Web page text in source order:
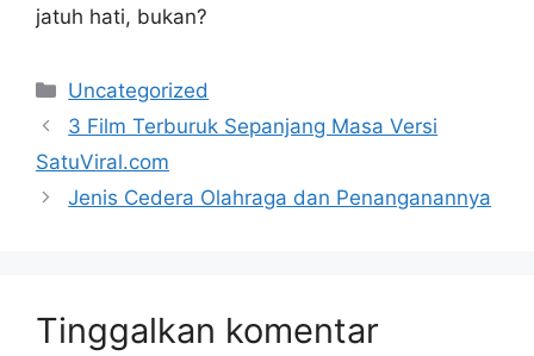
jatuh hati, bukan?
Kategori
Uncategorized
3 Film Terburuk Sepanjang Masa Versi
SatuViral.com
Jenis Cedera Olahraga dan Penanganannya
Tinggalkan komentar